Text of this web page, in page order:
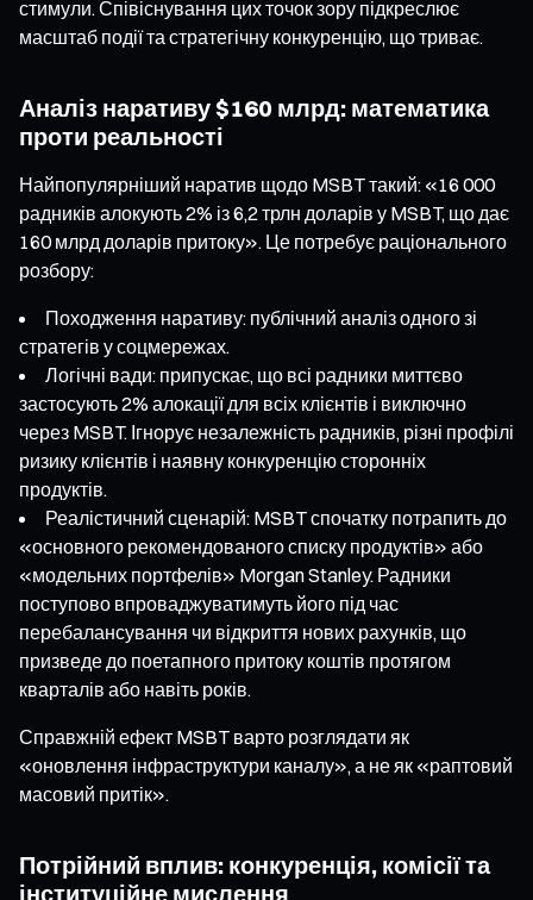
стимули. Співіснування цих точок зору підкреслює
масштаб події та стратегічну конкуренцію, що триває.
Аналіз наративу $160 млрд: математика
проти реальності
Найпопулярніший наратив щодо MSBT такий: «16 000
радників алокують 2% із 6,2 трлн доларів у MSBT, що дає
160 млрд доларів притоку». Це потребує раціонального
розбору:
Походження наративу: публічний аналіз одного зі
стратегів у соцмережах.
Логічні вади: припускає, що всі радники миттєво
застосують 2% алокації для всіх клієнтів і виключно
через MSBT. Ігнорує незалежність радників, різні профілі
ризику клієнтів і наявну конкуренцію сторонніх
продуктів.
Реалістичний сценарій: MSBT спочатку потрапить до
«основного рекомендованого списку продуктів» або
«модельних портфелів» Morgan Stanley. Радники
поступово впроваджуватимуть його під час
перебалансування чи відкриття нових рахунків, що
призведе до поетапного притоку коштів протягом
кварталів або навіть років.
Справжній ефект MSBT варто розглядати як
«оновлення інфраструктури каналу», а не як «раптовий
масовий притік».
Потрійний вплив: конкуренція, комісії та
інституційне мислення